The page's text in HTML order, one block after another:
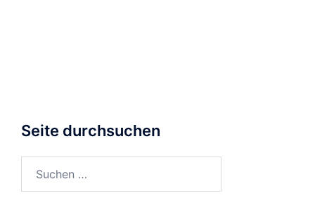
Seite durchsuchen